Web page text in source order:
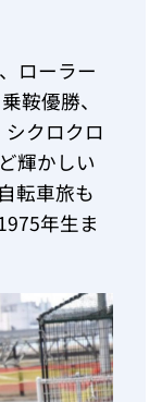
ローラー
鞍優勝、
クロクロ
輝かしい
転車旅も
年生ま